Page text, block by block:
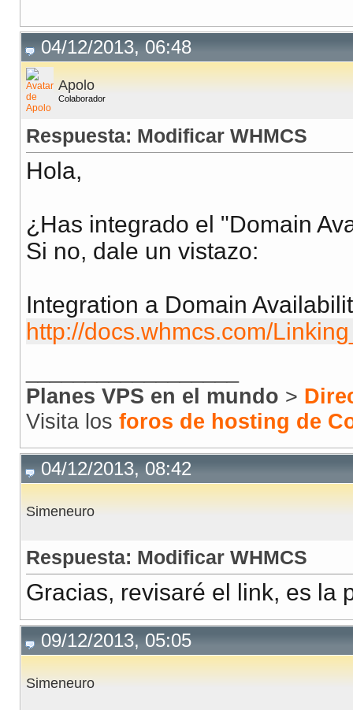
04/12/2013, 06:48
Apolo
Colaborador
Respuesta: Modificar WHMCS
Hola,
¿Has integrado el "Domain
Si no, dale un vistazo:
Integration a Domain
http://docs.whmcs.com/
Planes VPS en el mundo >
Visita los foros de hosting de
04/12/2013, 08:42
Simeneuro
Respuesta: Modificar WHMCS
Gracias, revisaré el link, es la
09/12/2013, 05:05
Simeneuro